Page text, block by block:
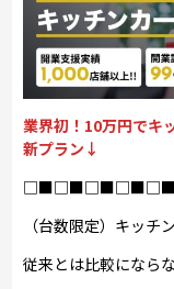
業界初！10万円でキ
新プラン↓
（台数限定）キッチ
従来とは比較になら